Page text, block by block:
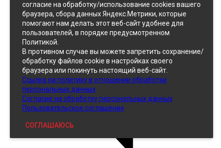
Принтованный
Кожзам
согласие на обработку/использование cookies вашего
браузера, сбора данных Яндекс.Метрики, которые
помогают нам делать этот веб-сайт удобнее для
пользователей, в порядке предусмотренном
Политикой.
В противном случае вы можете запретить сохранение/
обработку файлов cookie в настройках своего
браузера или покинуть настоящий веб-сайт.
Ссылка на политику в отношении обработки
персональных данных
Согласие на обработку персональных данных
Пользовательское соглашение
СОГЛАШАЮСЬ